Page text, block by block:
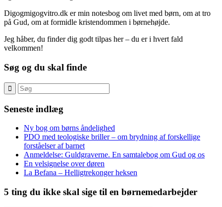
Digogmigogvitro.dk er min notesbog om livet med børn, om at tro
på Gud, om at formidle kristendommen i børnehøjde.
Jeg håber, du finder dig godt tilpas her – du er i hvert fald
velkommen!
Søg og du skal finde
Seneste indlæg
Ny bog om børns åndelighed
PDO med teologiske briller – om brydning af forskellige
forståelser af barnet
Anmeldelse: Guldgraverne. En samtalebog om Gud og os
En velsignelse over døren
La Befana – Helligtrekonger heksen
5 ting du ikke skal sige til en børnemedarbejder